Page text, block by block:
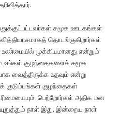
சமூக ஊடகங்கள்
தொடங்குகிறார்கள்
உண்மையில் முக்கியமானது என்றும்
உங்கள் குழந்தைகளைச் சமூக
வைத்திருக்க உதவும் என்று
குடும்பங்கள் குழந்தைகள்
பெற்றோர்கள் அதிக மன
நாள் இது, இன்றைய நாள்